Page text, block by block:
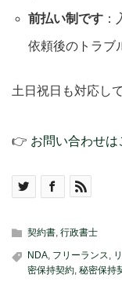
前払い制です：
依頼後のトラブ
土日祝日も対応し
👉 お問い合わせは
契約書, 行政書士
NDA, フリーランス,
密保持契約, 秘密保持